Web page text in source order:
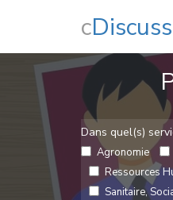
c
Dans quel(s)
Agronomie
Ressources
Sanitaire,